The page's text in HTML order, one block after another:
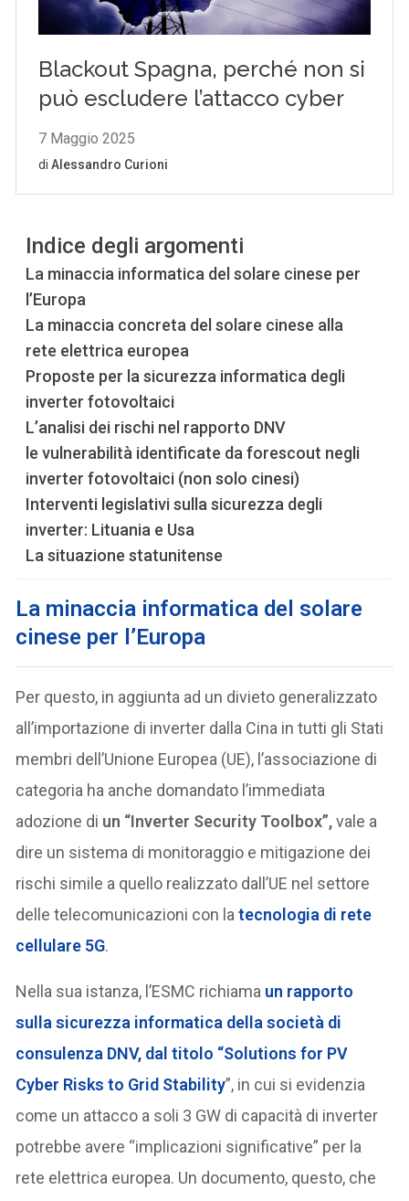
Indice degli argomenti
La minaccia informatica del solare cinese per
l’Europa
La minaccia concreta del solare cinese alla
rete elettrica europea
Proposte per la sicurezza informatica degli
inverter fotovoltaici
L’analisi dei rischi nel rapporto DNV
le vulnerabilità identificate da forescout negli
inverter fotovoltaici (non solo cinesi)
Interventi legislativi sulla sicurezza degli
inverter: Lituania e Usa
La situazione statunitense
La minaccia informatica del solare
cinese per l’Europa
Per questo, in aggiunta ad un divieto generalizzato
all’importazione di inverter dalla Cina in tutti gli Stati
membri dell’Unione Europea (UE), l’associazione di
categoria ha anche domandato l’immediata
adozione di un “Inverter Security Toolbox”,vale a
dire un sistema di monitoraggio e mitigazione dei
rischi simile a quello realizzato dall’UE nel settore
delle telecomunicazioni con latecnologia di rete
cellulare 5G.
Nella sua istanza, l’ESMC richiama un rapporto
sulla sicurezza informatica della società di
consulenza DNV, dal titolo “Solutions for PV
Cyber Risks to Grid Stability”, in cui si evidenzia
come un attacco a soli 3 GW di capacità di inverter
potrebbe avere “implicazioni significative” per la
rete elettrica europea. Un documento, questo, che